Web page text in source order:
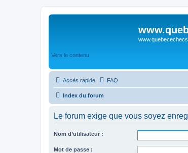
Vers le contenu
Accès rapide FAQ
Index du forum
Le forum exige que vous soyez
Nom d’utilisateur :
Mot de passe :